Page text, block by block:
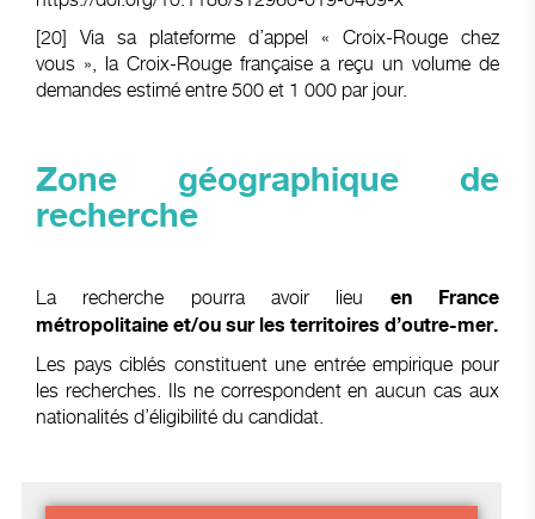
[20] Via sa plateforme d’appel « Croix-Rouge chez
vous », la Croix-Rouge française a reçu un volume de
demandes estimé entre 500 et 1 000 par jour.
Zone géographique de
recherche
La recherche pourra avoir lieu en France
métropolitaine et/ou sur les territoires d’outre-mer.
Les pays ciblés constituent une entrée empirique pour
les recherches. Ils ne correspondent en aucun cas aux
nationalités d’éligibilité du candidat.